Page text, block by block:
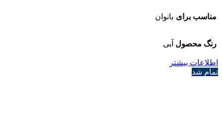
مناسب برای بانوان
رنگ محصول آبی
اطلاعات بیشتر
تمام شد